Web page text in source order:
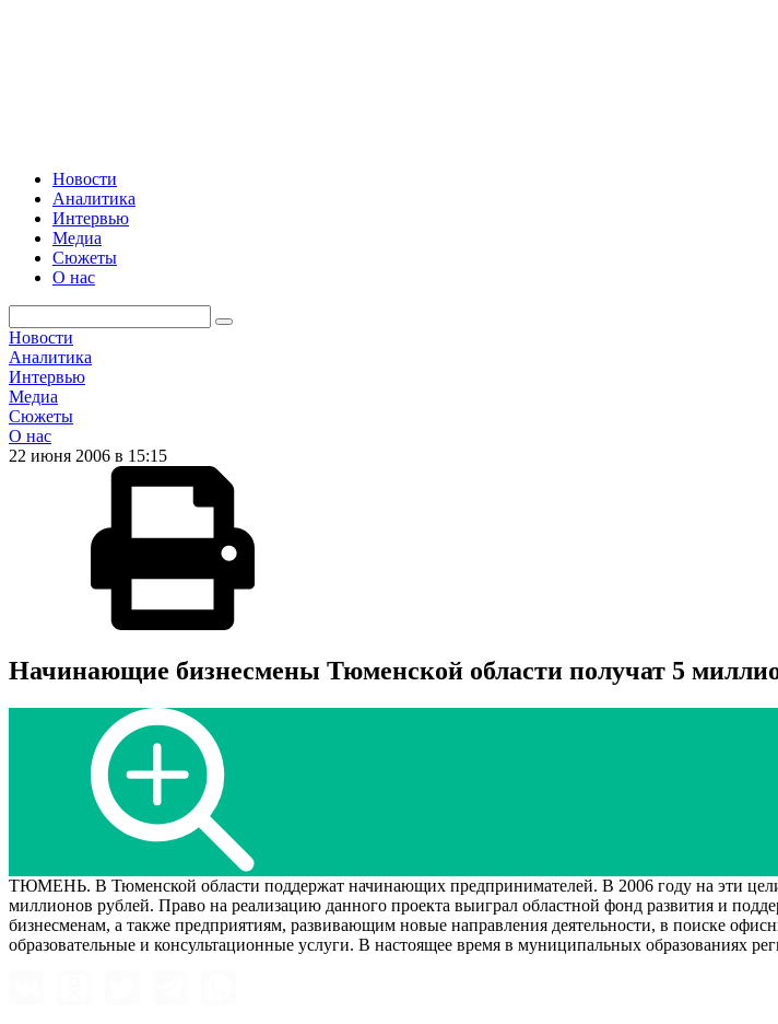
Новости
Аналитика
Интервью
Медиа
Сюжеты
О нас
Новости
Аналитика
Интервью
Медиа
Сюжеты
О нас
22 июня 2006 в 15:15
Начинающие бизнесмены Тюменской области получат 5
ТЮМЕНЬ. В Тюменской области поддержат начинающих предпринимателей. В 2006 году на эти
миллионов рублей. Право на реализацию данного проекта выиграл областной фонд развития и
бизнесменам, а также предприятиям, развивающим новые направления деятельности, в поиске
образовательные и консультационные услуги. В настоящее время в муниципальных образованиях